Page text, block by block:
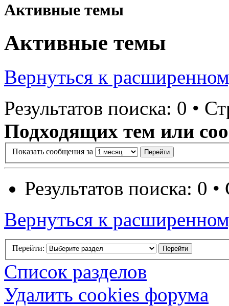
Активные темы
Активные темы
Вернуться к
Результатов поиска: 0 •
Подходящих тем или
Показать сообщения за
Результатов поиска: 0
Вернуться к
Перейти:
Список разделов
Удалить cookies форума